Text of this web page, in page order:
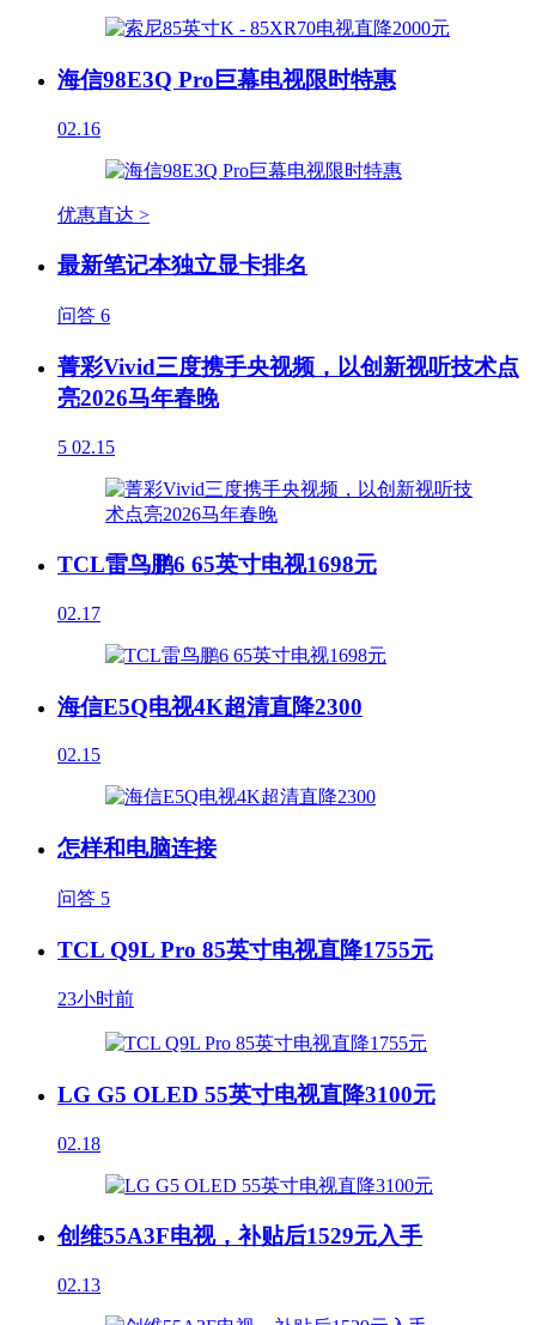
海信98E3Q Pro巨幕电视限时特惠
02.16
优惠直达 >
最新笔记本独立显卡排名
问答 6
菁彩Vivid三度携手央视频，以创新视听技术点
亮2026马年春晚
5 02.15
TCL雷鸟鹏6 65英寸电视1698元
02.17
海信E5Q电视4K超清直降2300
02.15
怎样和电脑连接
问答 5
TCL Q9L Pro 85英寸电视直降1755元
23小时前
LG G5 OLED 55英寸电视直降3100元
02.18
创维55A3F电视，补贴后1529元入手
02.13